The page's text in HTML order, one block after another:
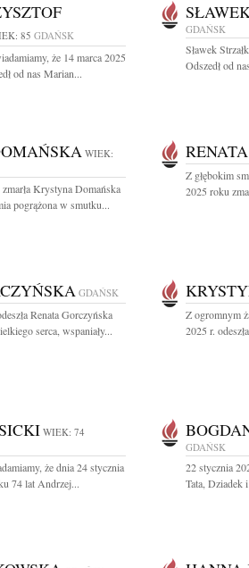
85 GDAŃSK
że 14 marca 2025
od nas Marian...
GDAŃSK
Sławek
Odszedł od
WIEK:
Krystyna Domańska
pogrążona w smutku...
Z głębokim
2025 roku
GDAŃSK
Renata Gorczyńska
serca, wspaniały...
Z ogromnym
2025 r.
WIEK: 74
że dnia 24 stycznia
74 lat Andrzej...
GDAŃSK
22 stycznia
Tata, Dziadek